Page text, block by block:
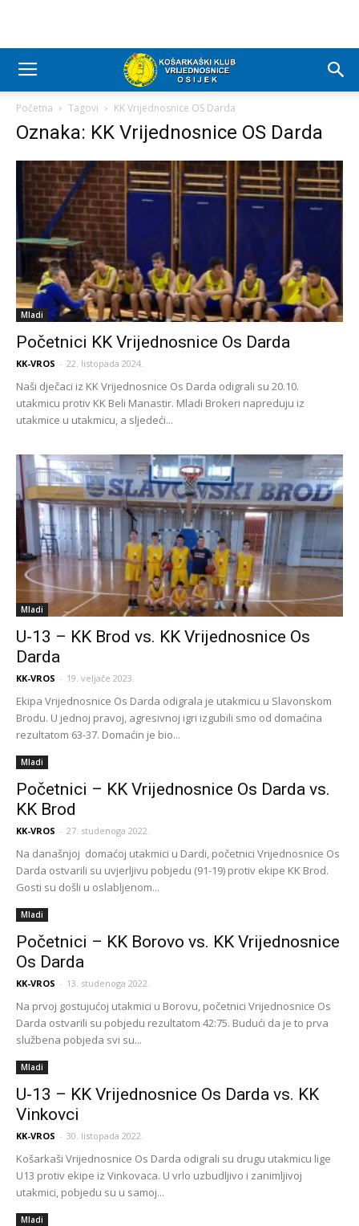
Početna Tagovi KK Vrijednosnice OS Darda
Oznaka: KK Vrijednosnice OS Darda
Mladi
Početnici KK Vrijednosnice Os Darda
KK-VROS - 22. listopada 2024.
Naši dječaci iz KK Vrijednosnice Os Darda odigrali su 20.10.
utakmicu protiv KK Beli Manastir. Mladi Brokeri napreduju iz
utakmice u utakmicu, a sljedeći...
Mladi
U-13 – KK Brod vs. KK Vrijednosnice Os
Darda
KK-VROS - 19. veljače 2023.
Ekipa Vrijednosnice Os Darda odigrala je utakmicu u Slavonskom
Brodu. U jednoj pravoj, agresivnoj igri izgubili smo od domaćina
rezultatom 63-37. Domaćin je bio...
Mladi
Početnici – KK Vrijednosnice Os Darda vs.
KK Brod
KK-VROS - 27. studenoga 2022.
Na današnjoj domaćoj utakmici u Dardi, početnici Vrijednosnice Os
Darda ostvarili su uvjerljivu pobjedu (91-19) protiv ekipe KK Brod.
Gosti su došli u oslabljenom...
Mladi
Početnici – KK Borovo vs. KK Vrijednosnice
Os Darda
KK-VROS - 13. studenoga 2022.
Na prvoj gostujućoj utakmici u Borovu, početnici Vrijednosnice Os
Darda ostvarili su pobjedu rezultatom 42:75. Budući da je to prva
službena pobjeda svi su...
Mladi
U-13 – KK Vrijednosnice Os Darda vs. KK
Vinkovci
KK-VROS - 30. listopada 2022.
Košarkaši Vrijednosnice Os Darda odigrali su drugu utakmicu lige
U13 protiv ekipe iz Vinkovaca. U vrlo uzbudljivo i zanimljivoj
utakmici, pobjedu su u samoj...
Mladi